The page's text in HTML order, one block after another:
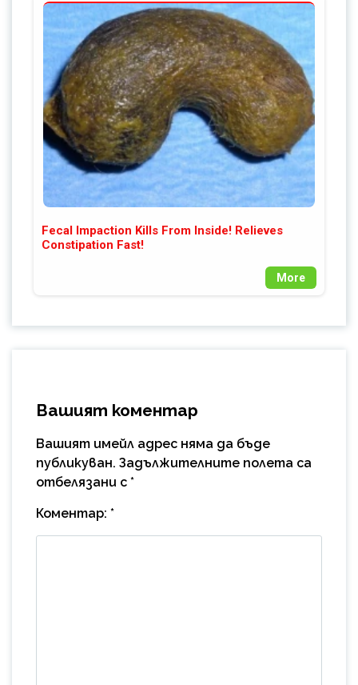
Fecal Impaction Kills From Inside! Relieves
Constipation Fast!
More
Вашият коментар
Вашият имейл адрес няма да бъде
публикуван. Задължителните полета са
отбелязани с *
Коментар: *